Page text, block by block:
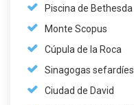
Piscina de Bethesda
Monte Scopus
Cúpula de la Roca
Sinagogas sefardíes
Ciudad de David